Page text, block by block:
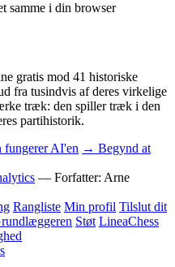
samme i din browser
gratis mod 41 historiske
fra tusindvis af deres virkelige
træk: den spiller træk i den
partihistorik.
fungerer AI'en → Begynd at
— Forfatter: Arne
Rangliste Min profil Tilslut dit
Støt LineaChess